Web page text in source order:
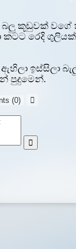
කූඩුවක් වගේ
කටට රෙදි ගුලියක්
ඉස්සිලා
පුදුමෙන්.
(0) 
